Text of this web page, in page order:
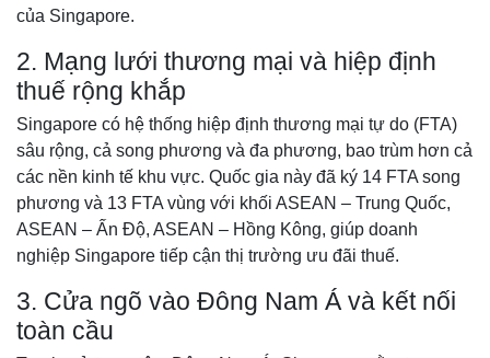
của Singapore.
2. Mạng lưới thương mại và hiệp định
thuế rộng khắp
Singapore có hệ thống hiệp định thương mại tự do (FTA)
sâu rộng, cả song phương và đa phương, bao trùm hơn cả
các nền kinh tế khu vực. Quốc gia này đã ký 14 FTA song
phương và 13 FTA vùng với khối ASEAN – Trung Quốc,
ASEAN – Ấn Độ, ASEAN – Hồng Kông, giúp doanh
nghiệp Singapore tiếp cận thị trường ưu đãi thuế.
3. Cửa ngõ vào Đông Nam Á và kết nối
toàn cầu